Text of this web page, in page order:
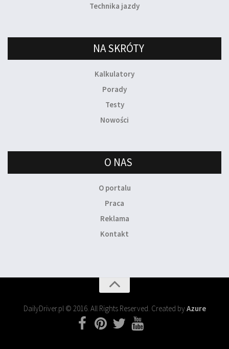
Technika jazdy
NA SKRÓTY
Kalkulatory
Porady
Testy
Nowości
O NAS
O portalu
Praca
Reklama
Kontakt
DailyDriver.pl © 2016. All Rights Reserved. Created byAzure